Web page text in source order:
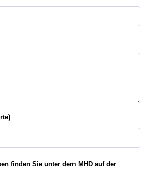
finden Sie unter dem MHD auf der